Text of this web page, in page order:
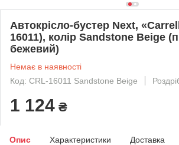
Автокрісло-бустер Next,
16011), колір Sandstone Beige
бежевий)
Немає в наявності
Код: CRL-16011 Sandstone Beige
1 124 ₴
Опис Характеристики Доставка